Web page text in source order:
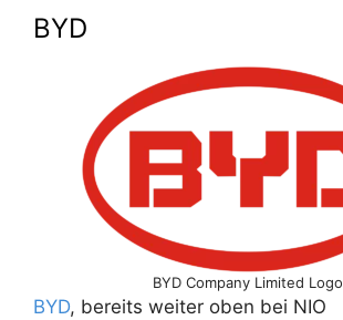
BYD
BYD Company Limited Logo
BYD, bereits weiter oben bei NIO